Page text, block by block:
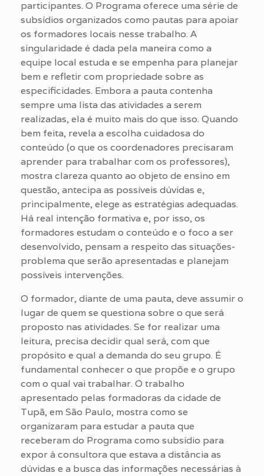
participantes. O Programa oferece uma série de
subsídios organizados como pautas para apoiar
os formadores locais nesse trabalho. A
singularidade é dada pela maneira como a
equipe local estuda e se empenha para planejar
bem e refletir com propriedade sobre as
especificidades. Embora a pauta contenha
sempre uma lista das atividades a serem
realizadas, ela é muito mais do que isso. Quando
bem feita, revela a escolha cuidadosa do
conteúdo (o que os coordenadores precisaram
aprender para trabalhar com os professores),
mostra clareza quanto ao objeto de ensino em
questão, antecipa as possíveis dúvidas e,
principalmente, elege as estratégias adequadas.
Há real intenção formativa e, por isso, os
formadores estudam o conteúdo e o foco a ser
desenvolvido, pensam a respeito das situações-
problema que serão apresentadas e planejam
possíveis intervenções.
O formador, diante de uma pauta, deve assumir o
lugar de quem se questiona sobre o que será
proposto nas atividades. Se for realizar uma
leitura, precisa decidir qual será, com que
propósito e qual a demanda do seu grupo. É
fundamental conhecer o que propõe e o grupo
com o qual vai trabalhar. O trabalho
apresentado pelas formadoras da cidade de
Tupã, em São Paulo, mostra como se
organizaram para estudar a pauta que
receberam do Programa como subsídio para
expor à consultora que estava a distância as
dúvidas e a busca das informações necessárias à